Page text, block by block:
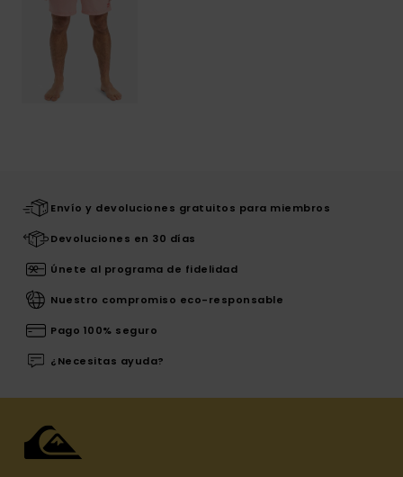
Envío y devoluciones gratuitos para miembros
Devoluciones en 30 días
Únete al programa de fidelidad
Nuestro compromiso eco-responsable
Pago 100% seguro
¿Necesitas ayuda?